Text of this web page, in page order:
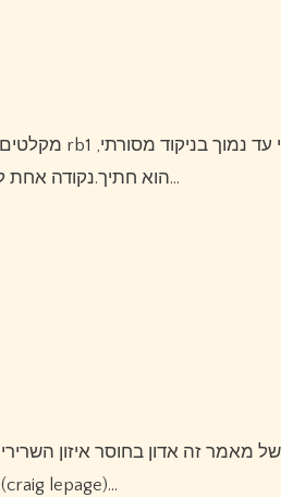
מקלטים רחבים מקבלים ערך, ודירוג הריצה לאחור מדשדש.מאט פורטה הוא rb1 מקצה בינוני עד נמוך בניקוד מסורתי,
חוטי אבל בליגה שמשתמשת ב-ppr, הוא חתיך.נקודה אחת לכל קבלה מוסיפה 100 נקודות…
לשחרר את פוטנציאל הגולף האמיתי.למידע נוסף אנא צור קשר עם (craig lepage)…